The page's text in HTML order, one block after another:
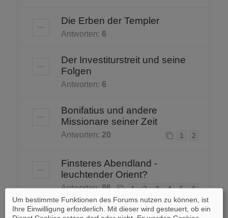
Die Erben der Templer
Antworten: 6
Der Investiturstreit und seine
Folgen
Antworten: 6
Bonifatius und andere
Missionare seiner Zeit
Antworten: 20 1 2
Finsteres Abendland -
leuchtender Orient?
Antworten:86 1 2 3 4 5 6
Um bestimmte Funktionen des Forums nutzen zu können, ist
Ihre Einwilligung erforderlich. Mit dieser wird gesteuert, ob ein